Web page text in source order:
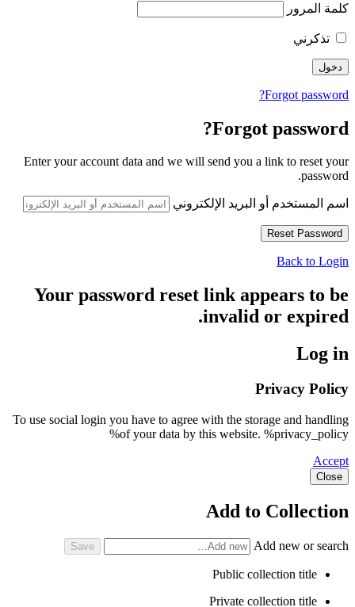
كلمة المرور
تذكرني
Forgot password?
Forgot password?
Enter your account data and we will send you a link to reset your
password.
اسم المستخدم أو البريد الإلكتروني
Back to Login
Your password reset link appears to be
invalid or expired.
Log in
Privacy Policy
To use social login you have to agree with the storage and handling
of your data by this website. %privacy_policy%
Accept
Close
Add to Collection
Add new or search
Public collection title
Private collection title